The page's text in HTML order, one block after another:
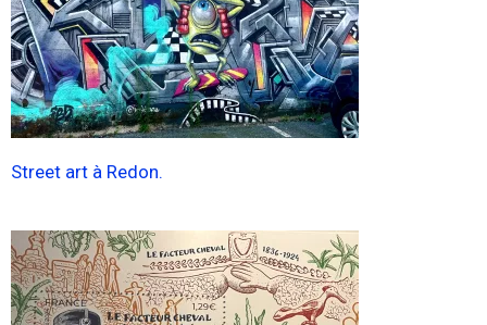
Street art à Redon.